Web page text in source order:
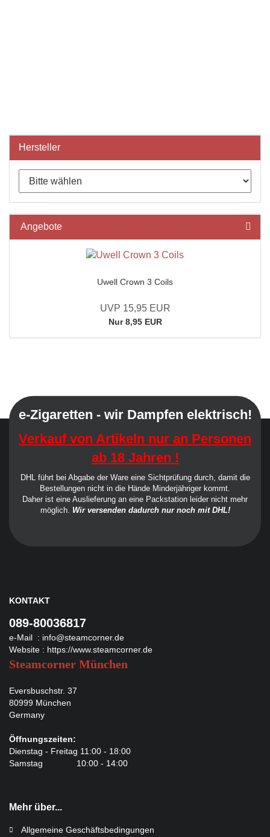
Hersteller
Angebote
Uwell Crown 3 Coils
UVP 15,95 EUR
Nur 8,95 EUR
e-Zigaretten - wir Dampfen elektrisch!
Verkauf von Artikeln nur an Personen
ab 18 Jahren !
DHL führt bei Abgabe der Ware eine Sichtprüfung durch, damit die
Bestellungen nicht in die Hände Minderjähriger kommt.
Daher ist eine Auslieferung an eine Packstation leider nicht mehr
möglich. Wir versenden dadurch nur noch mit DHL!
KONTAKT
089-80036817
e-Mail : info@steamcorner.de
Website : https://www.steamcorner.de
Steamcorner München
Eversbuschstr. 37
80999 München
Germany
Öffnungszeiten:
Dienstag - Freitag 11:00 - 18:00
Samstag 10:00 - 14:00
Mehr über...
Allgemeine Geschäftsbedingungen